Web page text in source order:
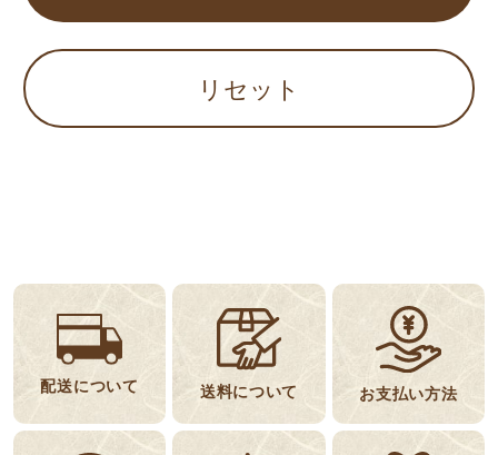
リセット
配送について 送料について お支払い方法